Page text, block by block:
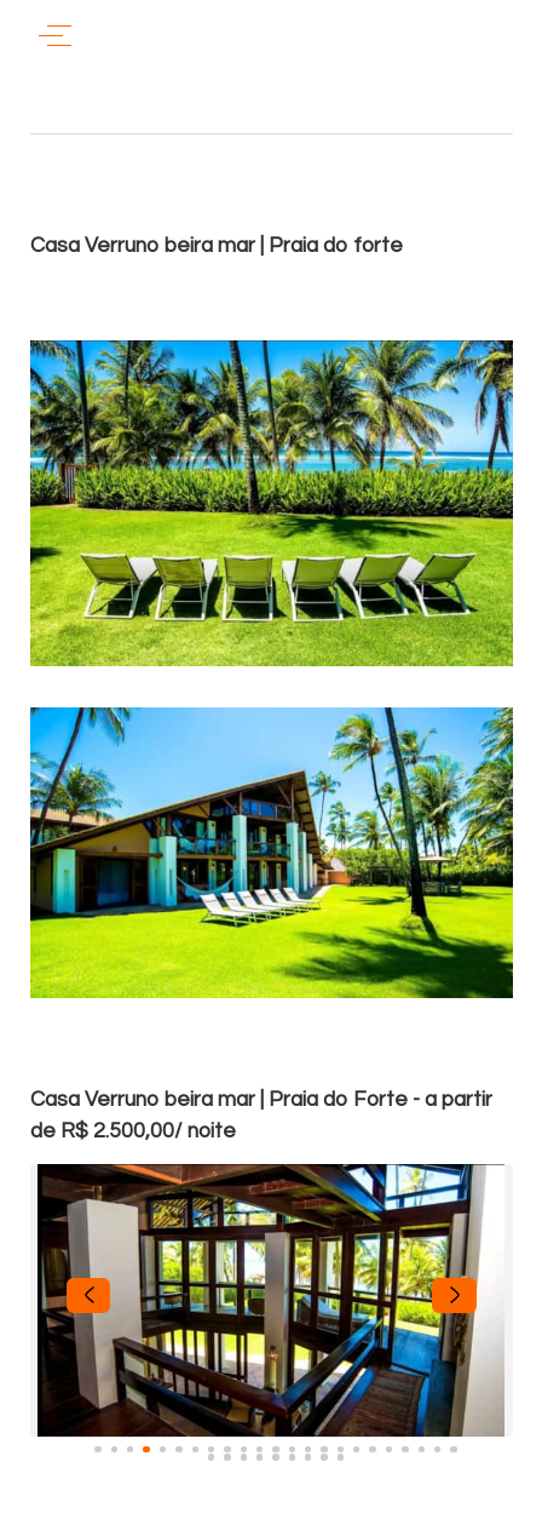
Casa Verruno beira mar | Praia do forte
Casa Verruno beira mar | Praia do Forte - a partir
de R$ 2.500,00/ noite